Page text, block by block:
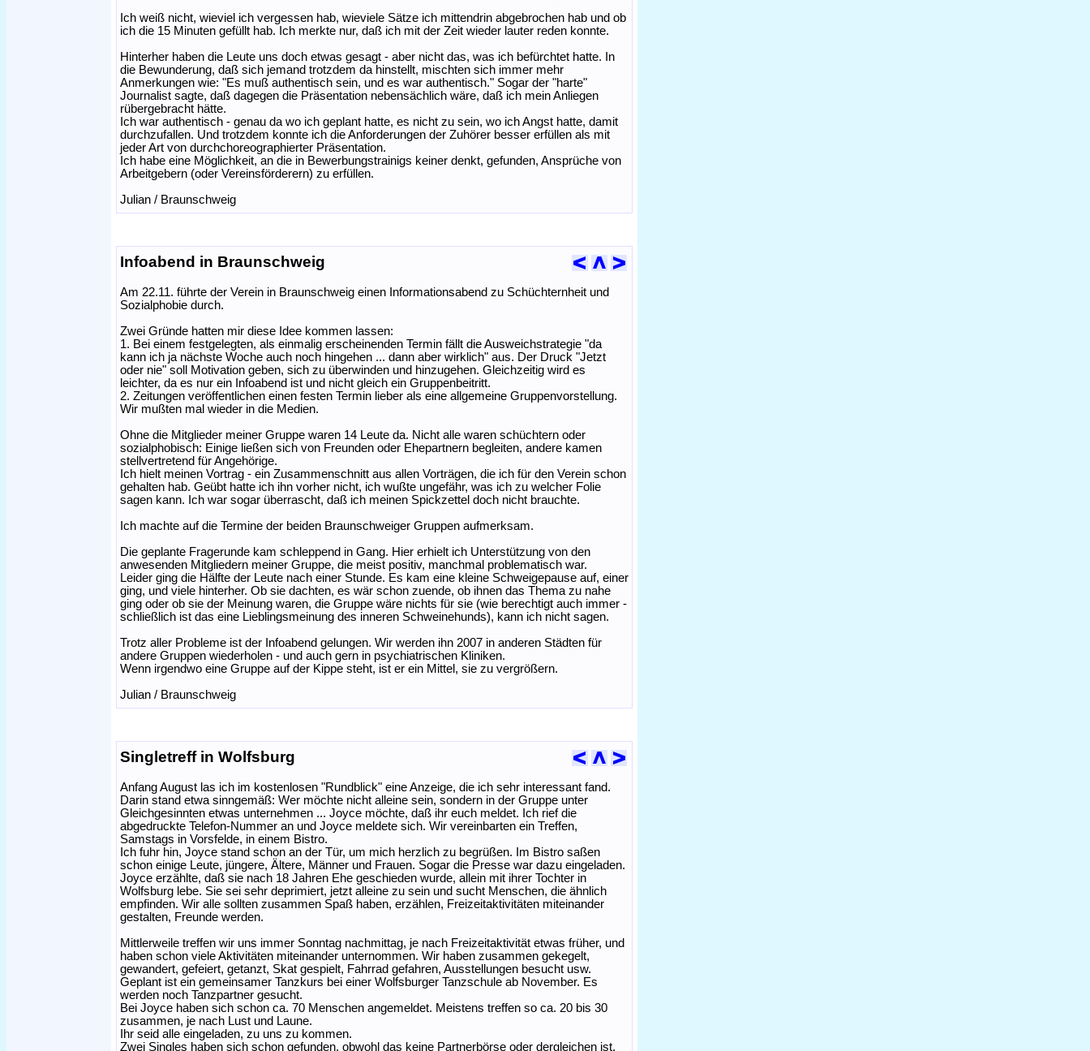
Ich weiß nicht, wieviel ich vergessen hab, wieviele Sätze ich mittendrin abgebrochen hab und ob
ich die 15 Minuten gefüllt hab. Ich merkte nur, daß ich mit der Zeit wieder lauter reden konnte.
Hinterher haben die Leute uns doch etwas gesagt - aber nicht das, was ich befürchtet hatte. In
die Bewunderung, daß sich jemand trotzdem da hinstellt, mischten sich immer mehr
Anmerkungen wie: "Es muß authentisch sein, und es war authentisch." Sogar der "harte"
Journalist sagte, daß dagegen die Präsentation nebensächlich wäre, daß ich mein Anliegen
rübergebracht hätte.
Ich war authentisch - genau da wo ich geplant hatte, es nicht zu sein, wo ich Angst hatte, damit
durchzufallen. Und trotzdem konnte ich die Anforderungen der Zuhörer besser erfüllen als mit
jeder Art von durchchoreographierter Präsentation.
Ich habe eine Möglichkeit, an die in Bewerbungstrainigs keiner denkt, gefunden, Ansprüche von
Arbeitgebern (oder Vereinsförderern) zu erfüllen.
Julian / Braunschweig
Infoabend in Braunschweig
Am 22.11. führte der Verein in Braunschweig einen Informationsabend zu Schüchternheit und
Sozialphobie durch.
Zwei Gründe hatten mir diese Idee kommen lassen:
1. Bei einem festgelegten, als einmalig erscheinenden Termin fällt die Ausweichstrategie "da
kann ich ja nächste Woche auch noch hingehen ... dann aber wirklich" aus. Der Druck "Jetzt
oder nie" soll Motivation geben, sich zu überwinden und hinzugehen. Gleichzeitig wird es
leichter, da es nur ein Infoabend ist und nicht gleich ein Gruppenbeitritt.
2. Zeitungen veröffentlichen einen festen Termin lieber als eine allgemeine Gruppenvorstellung.
Wir mußten mal wieder in die Medien.
Ohne die Mitglieder meiner Gruppe waren 14 Leute da. Nicht alle waren schüchtern oder
sozialphobisch: Einige ließen sich von Freunden oder Ehepartnern begleiten, andere kamen
stellvertretend für Angehörige.
Ich hielt meinen Vortrag - ein Zusammenschnitt aus allen Vorträgen, die ich für den Verein schon
gehalten hab. Geübt hatte ich ihn vorher nicht, ich wußte ungefähr, was ich zu welcher Folie
sagen kann. Ich war sogar überrascht, daß ich meinen Spickzettel doch nicht brauchte.
Ich machte auf die Termine der beiden Braunschweiger Gruppen aufmerksam.
Die geplante Fragerunde kam schleppend in Gang. Hier erhielt ich Unterstützung von den
anwesenden Mitgliedern meiner Gruppe, die meist positiv, manchmal problematisch war.
Leider ging die Hälfte der Leute nach einer Stunde. Es kam eine kleine Schweigepause auf, einer
ging, und viele hinterher. Ob sie dachten, es wär schon zuende, ob ihnen das Thema zu nahe
ging oder ob sie der Meinung waren, die Gruppe wäre nichts für sie (wie berechtigt auch immer -
schließlich ist das eine Lieblingsmeinung des inneren Schweinehunds), kann ich nicht sagen.
Trotz aller Probleme ist der Infoabend gelungen. Wir werden ihn 2007 in anderen Städten für
andere Gruppen wiederholen - und auch gern in psychiatrischen Kliniken.
Wenn irgendwo eine Gruppe auf der Kippe steht, ist er ein Mittel, sie zu vergrößern.
Julian / Braunschweig
Singletreff in Wolfsburg
Anfang August las ich im kostenlosen "Rundblick" eine Anzeige, die ich sehr interessant fand.
Darin stand etwa sinngemäß: Wer möchte nicht alleine sein, sondern in der Gruppe unter
Gleichgesinnten etwas unternehmen ... Joyce möchte, daß ihr euch meldet. Ich rief die
abgedruckte Telefon-Nummer an und Joyce meldete sich. Wir vereinbarten ein Treffen,
Samstags in Vorsfelde, in einem Bistro.
Ich fuhr hin, Joyce stand schon an der Tür, um mich herzlich zu begrüßen. Im Bistro saßen
schon einige Leute, jüngere, Ältere, Männer und Frauen. Sogar die Presse war dazu eingeladen.
Joyce erzählte, daß sie nach 18 Jahren Ehe geschieden wurde, allein mit ihrer Tochter in
Wolfsburg lebe. Sie sei sehr deprimiert, jetzt alleine zu sein und sucht Menschen, die ähnlich
empfinden. Wir alle sollten zusammen Spaß haben, erzählen, Freizeitaktivitäten miteinander
gestalten, Freunde werden.
Mittlerweile treffen wir uns immer Sonntag nachmittag, je nach Freizeitaktivität etwas früher, und
haben schon viele Aktivitäten miteinander unternommen. Wir haben zusammen gekegelt,
gewandert, gefeiert, getanzt, Skat gespielt, Fahrrad gefahren, Ausstellungen besucht usw.
Geplant ist ein gemeinsamer Tanzkurs bei einer Wolfsburger Tanzschule ab November. Es
werden noch Tanzpartner gesucht.
Bei Joyce haben sich schon ca. 70 Menschen angemeldet. Meistens treffen so ca. 20 bis 30
zusammen, je nach Lust und Laune.
Ihr seid alle eingeladen, zu uns zu kommen.
Zwei Singles haben sich schon gefunden, obwohl das keine Partnerbörse oder dergleichen ist.